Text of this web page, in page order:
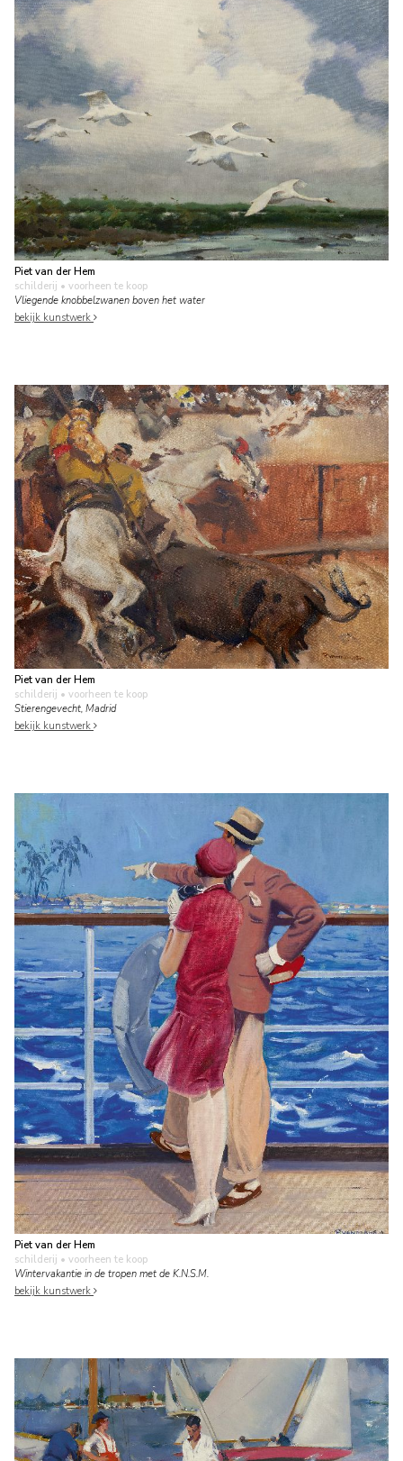
Piet van der Hem
schilderij • voorheen te koop
Vliegende knobbelzwanen boven het water
bekijk kunstwerk
Piet van der Hem
schilderij • voorheen te koop
Stierengevecht, Madrid
bekijk kunstwerk
Piet van der Hem
schilderij • voorheen te koop
Wintervakantie in de tropen met de K.N.S.M.
bekijk kunstwerk